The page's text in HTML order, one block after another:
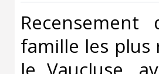
famille les plus